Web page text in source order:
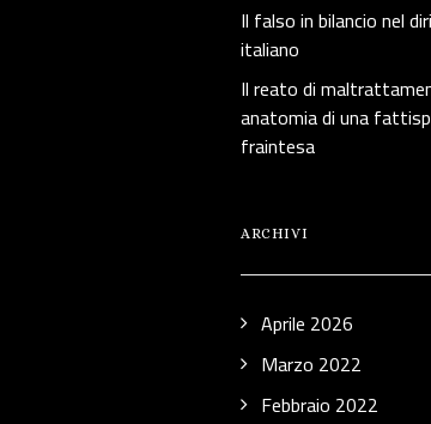
Il falso in bilancio nel
italiano
Il reato di
anatomia di una
fraintesa
ARCHIVI
Aprile 2026
Marzo 2022
Febbraio 2022